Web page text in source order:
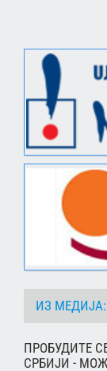
ИЗ МЕДИЈА:
ПРОБУДИТЕ
СРБИЈИ -